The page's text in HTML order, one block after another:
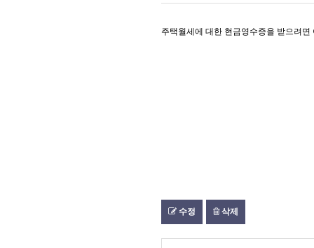
주택월세에 대한 현금영수증을 받으려
수정 삭제